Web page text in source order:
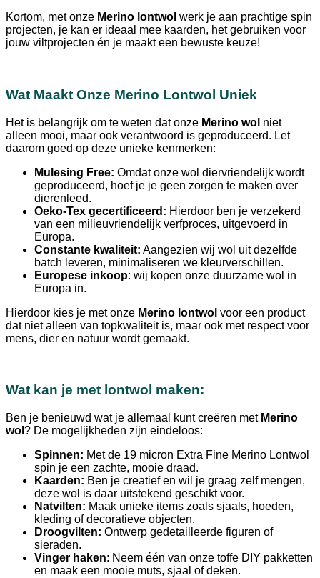
Kortom, met onze Merino lontwol werk je aan prachtige spin
projecten, je kan er ideaal mee kaarden, het gebruiken voor
jouw viltprojecten én je maakt een bewuste keuze!
Wat Maakt Onze Merino Lontwol Uniek
Het is belangrijk om te weten dat onze Merino wol niet
alleen mooi, maar ook verantwoord is geproduceerd. Let
daarom goed op deze unieke kenmerken:
Mulesing Free: Omdat onze wol diervriendelijk wordt
geproduceerd, hoef je je geen zorgen te maken over
dierenleed.
Oeko-Tex gecertificeerd: Hierdoor ben je verzekerd
van een milieuvriendelijk verfproces, uitgevoerd in
Europa.
Constante kwaliteit: Aangezien wij wol uit dezelfde
batch leveren, minimaliseren we kleurverschillen.
Europese inkoop: wij kopen onze duurzame wol in
Europa in.
Hierdoor kies je met onze Merino lontwol voor een product
dat niet alleen van topkwaliteit is, maar ook met respect voor
mens, dier en natuur wordt gemaakt.
Wat kan je met lontwol maken:
Ben je benieuwd wat je allemaal kunt creëren met Merino
wol ? De mogelijkheden zijn eindeloos:
Spinnen: Met de 19 micron Extra Fine Merino Lontwol
spin je een zachte, mooie draad.
Kaarden: Ben je creatief en wil je graag zelf mengen,
deze wol is daar uitstekend geschikt voor.
Natvilten: Maak unieke items zoals sjaals, hoeden,
kleding of decoratieve objecten.
Droogvilten: Ontwerp gedetailleerde figuren of
sieraden.
Vinger haken: Neem één van onze toffe DIY pakketten
en maak een mooie muts, sjaal of deken.